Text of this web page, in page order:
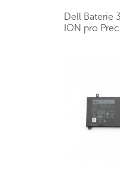
Dell Baterie
ION pro